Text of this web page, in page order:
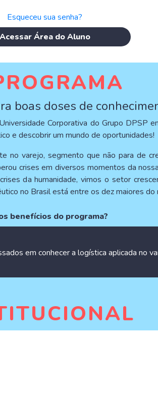
Esqueceu sua senha?
Acessar Área do Aluno
boas doses de
Corporativa do Grupo DPSP
e descobrir um mundo de oportunidades!
no varejo, segmento que não para de
crises em diversos momentos da
da humanidade, vimos o setor
no Brasil está entre os dez maiores do
benefícios do programa?
em conhecer a logística aplicada no